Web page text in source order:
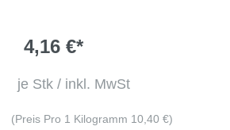
4,16 €*
je Stk / inkl. MwSt
(Preis Pro 1 Kilogramm 10,40 €)